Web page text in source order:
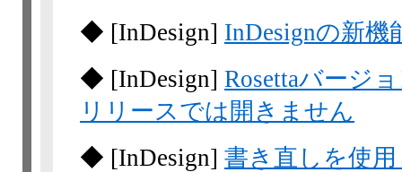
◆ [InDesign] InDesignの新機
◆ [InDesign] Rosettaバージ
リリースでは開きません
◆ [InDesign] 書き直しを使